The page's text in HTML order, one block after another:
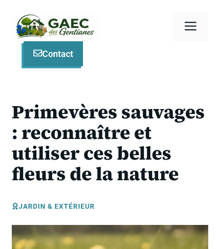
contenu
Contact
Primevères sauvages
: reconnaître et
utiliser ces belles
fleurs de la nature
JARDIN & EXTÉRIEUR